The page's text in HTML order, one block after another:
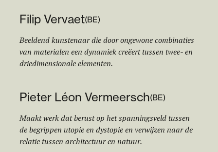
Filip Vervaet(BE)
Beeldend kunstenaar die door ongewone combinaties
van materialen een dynamiek creëert tussen twee- en
driedimensionale elementen.
Pieter Léon Vermeersch(BE)
Maakt werk dat berust op het spanningsveld tussen
de begrippen utopie en dystopie en verwijzen naar de
relatie tussen architectuur en natuur.